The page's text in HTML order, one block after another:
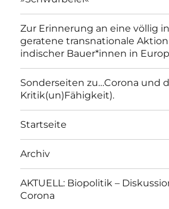
Zur Erinnerung an eine völlig
geratene transnationale Aktion
indischer Bauer*innen in
Sonderseiten zu…Corona und
Kritik(un)Fähigkeit).
Startseite
Archiv
AKTUELL: Biopolitik –
Corona